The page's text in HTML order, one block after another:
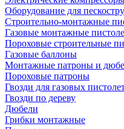
Оборудование для
Строительно-монтажные
Газовые монтажные
Пороховые строительные
Газовые баллоны
Монтажные патроны и
Пороховые патроны
Гвозди для газовых
Гвозди по дереву
Дюбели
Грибки монтажные